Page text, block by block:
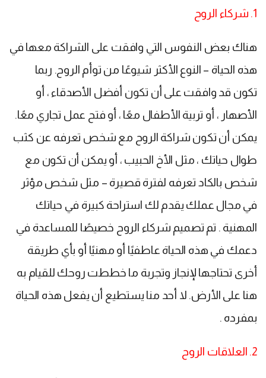
1. شركاء الروح
هناك بعض النفوس التي وافقت على الشراكة معها في
هذه الحياة – النوع الأكثر شيوعًا من توأم الروح. ربما
تكون قد وافقت على أن تكون أفضل الأصدقاء ، أو
الأصهار ، أو تربية الأطفال معًا ، أو فتح عمل تجاري معًا.
يمكن أن تكون شراكة الروح مع شخص تعرفه عن كثب
طوال حياتك ، مثل الأخ الحبيب ، أو يمكن أن تكون مع
شخص بالكاد تعرفه لفترة قصيرة – مثل شخص مؤثر
في مجال عملك يقدم لك استراحة كبيرة في حياتك
المهنية . تم تصميم شركاء الروح خصيصًا للمساعدة في
دعمك في هذه الحياة عاطفيًا أو مهنيًا أو بأي طريقة
أخرى تحتاجها لإنجاز وتجربة ما خططت روحك للقيام به
هنا على الأرض. لا أحد منا يستطيع أن يفعل هذه الحياة
بمفرده .
2. العلاقات الروح